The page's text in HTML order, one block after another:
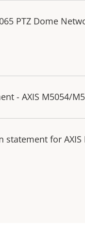
PTZ Dome
- AXIS M5054/
for AXIS